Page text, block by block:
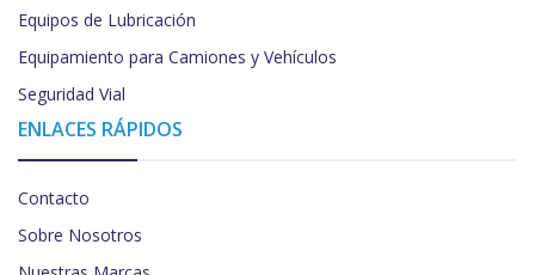
Equipos de Lubricación
Equipamiento para Camiones y Vehículos
Seguridad Vial
ENLACES RÁPIDOS
Contacto
Sobre Nosotros